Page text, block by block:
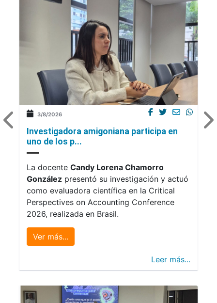
3/8/2026
Investigadora amigoniana participa en
uno de los p...
La docente Candy Lorena Chamorro
González presentó su investigación y actuó
como evaluadora científica en la Critical
Perspectives on Accounting Conference
2026, realizada en Brasil.
Ver más...
Leer más...